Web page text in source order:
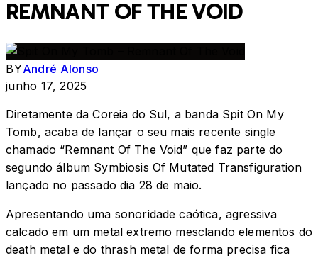
REMNANT OF THE VOID
BYAndré Alonso
junho 17, 2025
Diretamente da Coreia do Sul, a banda Spit On My
Tomb, acaba de lançar o seu mais recente single
chamado “Remnant Of The Void” que faz parte do
segundo álbum Symbiosis Of Mutated Transfiguration
lançado no passado dia 28 de maio.
Apresentando uma sonoridade caótica, agressiva
calcado em um metal extremo mesclando elementos do
death metal e do thrash metal de forma precisa fica